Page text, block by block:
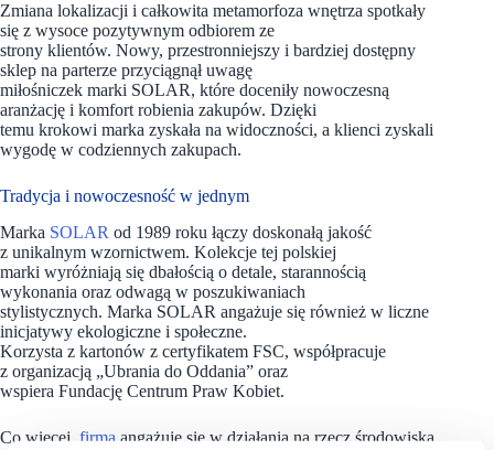
Zmiana lokalizacji i całkowita metamorfoza wnętrza spotkały
się z wysoce pozytywnym odbiorem ze
strony klientów. Nowy, przestronniejszy i bardziej dostępny
sklep na parterze przyciągnął uwagę
miłośniczek marki SOLAR, które doceniły nowoczesną
aranżację i komfort robienia zakupów. Dzięki
temu krokowi marka zyskała na widoczności, a klienci zyskali
wygodę w codziennych zakupach.
Tradycja i nowoczesność w jednym
Marka SOLAR od 1989 roku łączy doskonałą jakość
z unikalnym wzornictwem. Kolekcje tej polskiej
marki wyróżniają się dbałością o detale, starannością
wykonania oraz odwagą w poszukiwaniach
stylistycznych. Marka SOLAR angażuje się również w liczne
inicjatywy ekologiczne i społeczne.
Korzysta z kartonów z certyfikatem FSC, współpracuje
z organizacją „Ubrania do Oddania” oraz
wspiera Fundację Centrum Praw Kobiet.
Co więcej, firma angażuje się w działania na rzecz środowiska